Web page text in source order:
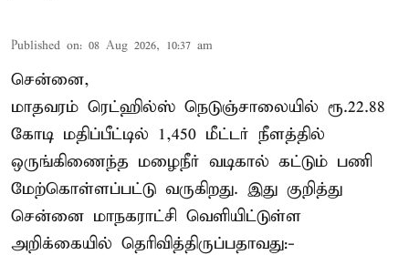
Published on: 08 Aug 2026, 10:37 am
சென்னை,
மாதவரம் ரெட்ஹில்ஸ் நெடுஞ்சாலையில் ரூ.22.88
கோடி மதிப்பீட்டில் 1,450 மீட்டர் நீளத்தில்
ஒருங்கிணைந்த மழைநீர் வடிகால் கட்டும் பணி
மேற்கொள்ளப்பட்டு வருகிறது. இது குறித்து
சென்னை மாநகராட்சி வெளியிட்டுள்ள
அறிக்கையில் தெரிவித்திருப்பதாவது:-